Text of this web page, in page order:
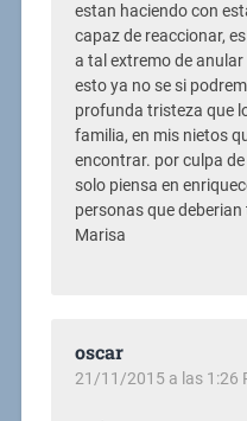
estan haciendo con
capaz de reaccionar,
a tal extremo de
esto ya no se si
profunda tristeza que
familia, en mis nietos
encontrar. por culpa
solo piensa en
personas que
Marisa
oscar
21/11/2015 a las 1:26